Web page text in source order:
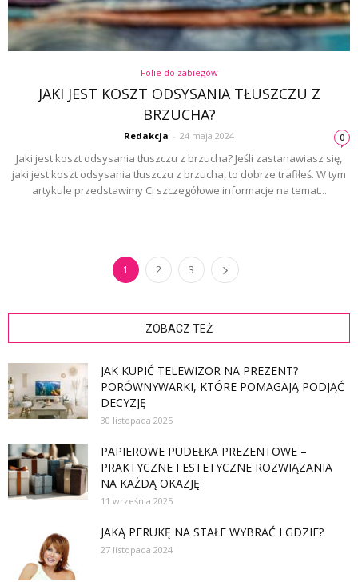
Folie do zabiegów
JAKI JEST KOSZT ODSYSANIA TŁUSZCZU Z
BRZUCHA?
Redakcja - 24 maja 2024 0
Jaki jest koszt odsysania tłuszczu z brzucha? Jeśli zastanawiasz się,
jaki jest koszt odsysania tłuszczu z brzucha, to dobrze trafiłeś. W tym
artykule przedstawimy Ci szczegółowe informacje na temat...
1 2 3
ZOBACZ TEŻ
JAK KUPIĆ TELEWIZOR NA PREZENT?
PORÓWNYWARKI, KTÓRE POMAGAJĄ PODJĄĆ
DECYZJĘ
30 listopada 2025
PAPIEROWE PUDEŁKA PREZENTOWE –
PRAKTYCZNE I ESTETYCZNE ROZWIĄZANIA
NA KAŻDĄ OKAZJĘ
11 września 2025
JAKĄ PERUKĘ NA STAŁE WYBRAĆ I GDZIE?
27 listopada 2024